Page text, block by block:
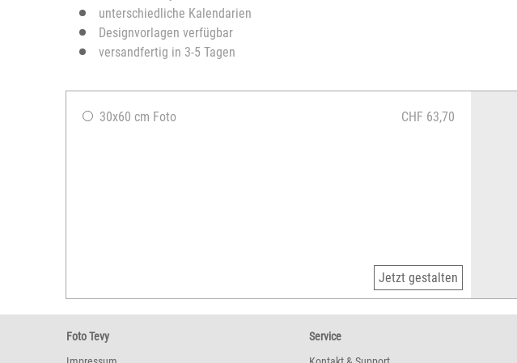
unterschiedliche Kalendarien
Designvorlagen verfügbar
versandfertig in 3-5 Tagen
30x60 cm Foto CHF 63,70
Jetzt gestalten
Foto Tevy
Service